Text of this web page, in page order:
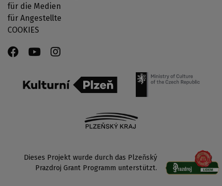
für die Medien
für Angestellte
COOKIES
Dieses Projekt wurde durch das Plzeňský
Prazdroj Grant Programm unterstützt.